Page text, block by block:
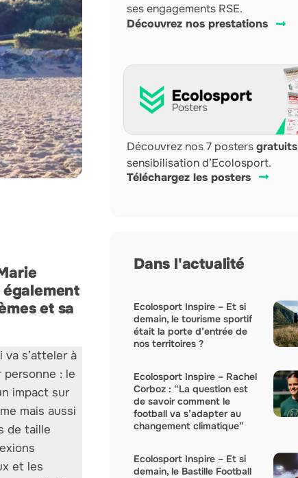
et sa
va s’atteler à
personne : le
impact sur
mais aussi
de taille
et les
ses engagements RSE.
Découvrez nos prestations
Découvrez nos 7 postersgratuits
sensibilisation d’Ecolosport.
Téléchargez les posters
Dans l'actualité
Ecolosport Inspire – Et si
demain, le tourisme sportif
était la porte d’entrée de
nos territoires ?
Ecolosport Inspire – Rachel
Corboz : “La question est
de savoir comment le
football va s’adapter au
changement climatique”
Ecolosport Inspire – Et si
demain, le Bastille Football